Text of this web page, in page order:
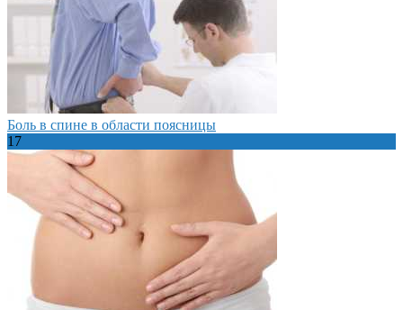
Боль в спине в области поясницы
17